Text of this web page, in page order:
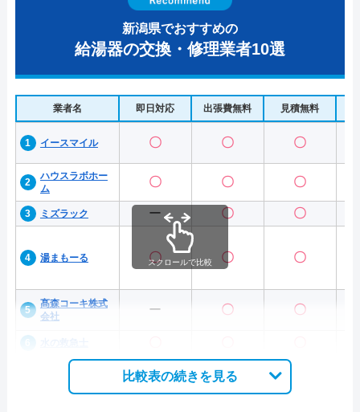
新潟県でおすすめの
給湯器の交換・修理業者10選
業者名 即日対応 出張費無料 見積無料
イースマイル 〇 〇 〇
ハウスラボホー
ム
〇 〇 〇
ミズラック ー 〇 〇
湯まもーる 〇 〇 〇
髙森コーキ株式
会社
ー 〇 〇
スクロールで比較
比較表の続きを見る